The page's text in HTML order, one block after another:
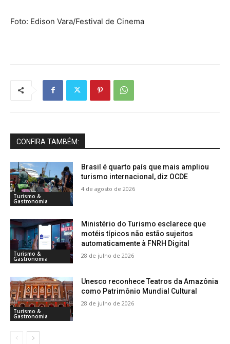
Foto: Edison Vara/Festival de Cinema
CONFIRA TAMBÉM:
Turismo &
Gastronomia
Brasil é quarto país que mais ampliou
turismo internacional, diz OCDE
4 de agosto de 2026
Turismo &
Gastronomia
Ministério do Turismo esclarece que
motéis típicos não estão sujeitos
automaticamente à FNRH Digital
28 de julho de 2026
Turismo &
Gastronomia
Unesco reconhece Teatros da Amazônia
como Patrimônio Mundial Cultural
28 de julho de 2026